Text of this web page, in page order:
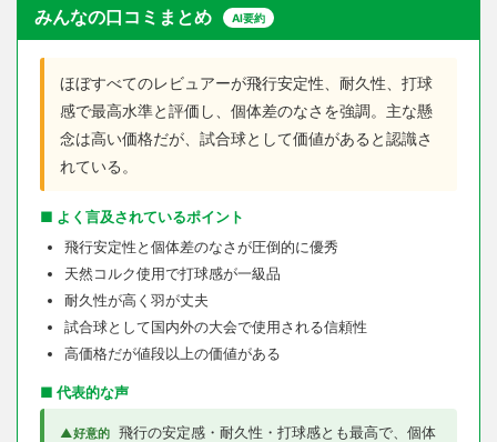
みんなの口コミまとめ AI要約
ほぼすべてのレビュアーが飛行安定性、耐久性、打球
感で最高水準と評価し、個体差のなさを強調。主な懸
念は高い価格だが、試合球として価値があると認識さ
れている。
■ よく言及されているポイント
飛行安定性と個体差のなさが圧倒的に優秀
天然コルク使用で打球感が一級品
耐久性が高く羽が丈夫
試合球として国内外の大会で使用される信頼性
高価格だが値段以上の価値がある
■ 代表的な声
▲好意的 飛行の安定感・耐久性・打球感とも最高で、個体